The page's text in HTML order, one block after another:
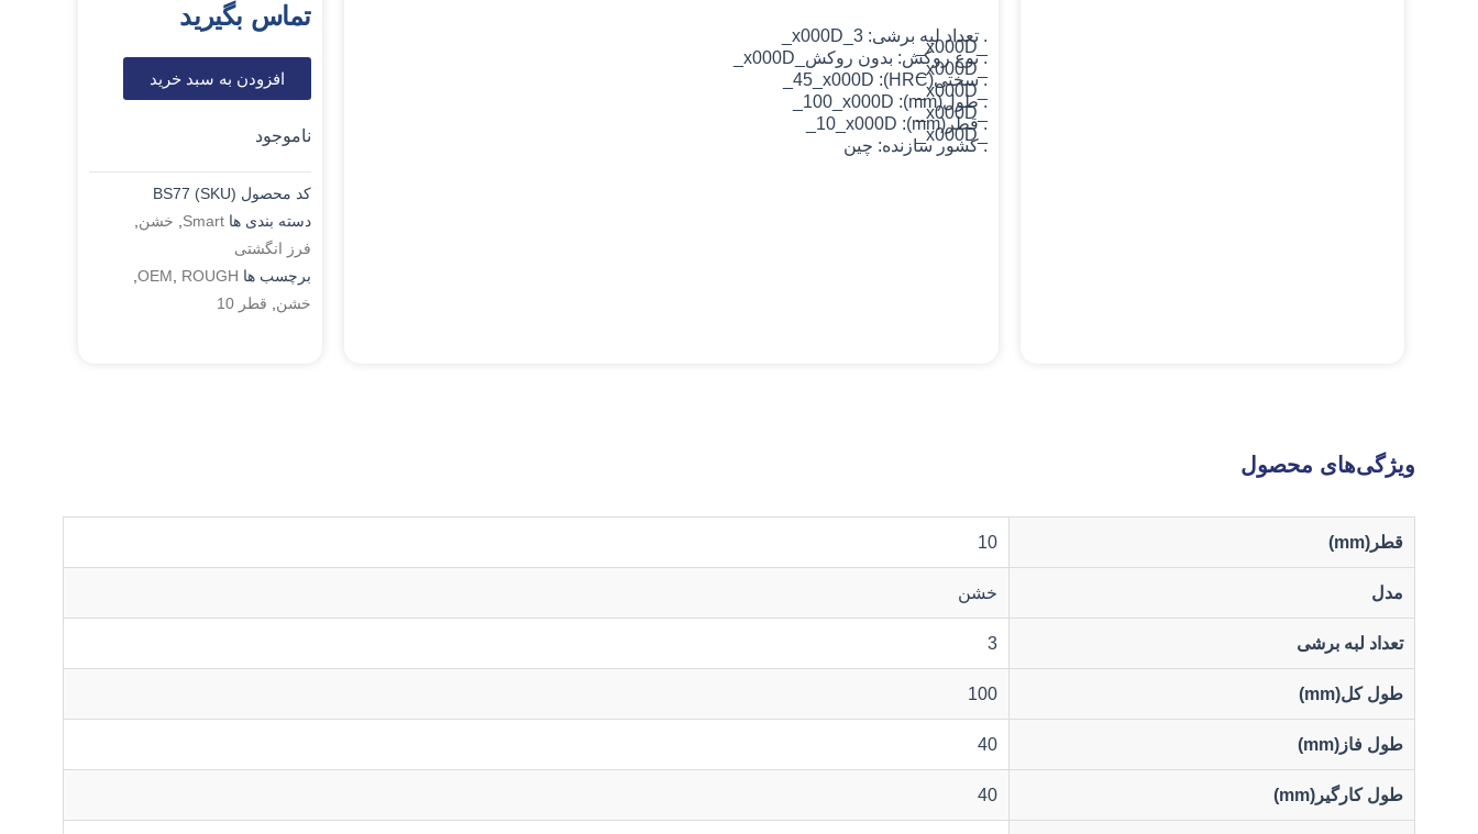
. تعداد لبه برشی: 3_x000D_
_x000D_
. نوع روکش: بدون روکش
_x000D_
. سختی(HRC): 45_x000D_
_x000D_
. طول(mm): 100_x000D_
_x000D_
. قطر(mm): 10_x000D_
_x000D_
. کشور سازنده: چین
تماس بگیرید
افزودن به سبد خرید
ناموجود
کد محصول (SKU)
BS77
دسته بندی ها Smart خشن
فرز انگشتی
برچسب ها
OEM ROUGH
خشن
قطر 10
ویژگی‌های محصول
قطر(mm) 10
مدل خشن
تعداد لبه برشی 3
طول کل(mm) 100
طول فاز(mm) 40
طول کارگیر(mm) 40